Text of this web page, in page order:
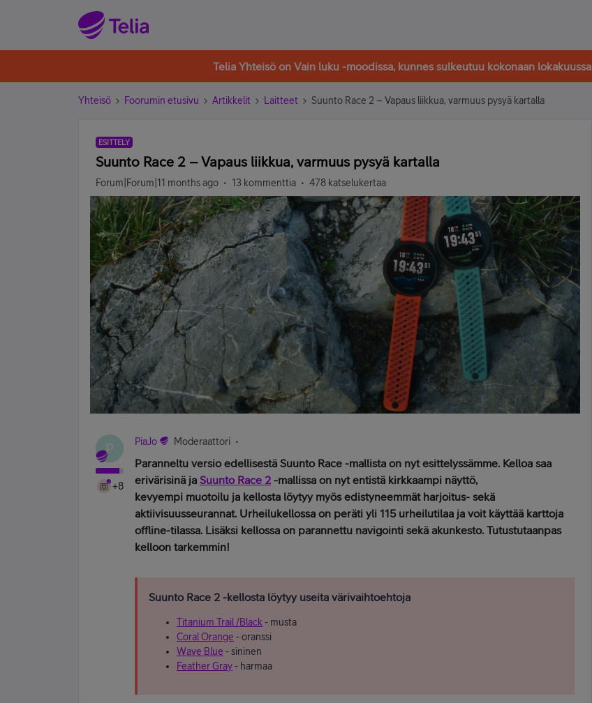
Telia Yhteisö on Vain luku -moodissa, kunnes sulkeutuu kokonaan lokakuussa
Yhteisö Foorumin etusivu Artikkelit Laitteet Suunto Race 2 – Vapaus liikkua, varmuus pysyä kartalla
ESITTELY
Suunto Race 2 – Vapaus liikkua, varmuus pysyä kartalla
Forum|Forum|11 months ago 13 kommenttia 478 katselukertaa
P
+8
PiaJo Moderaattori
Paranneltu versio edellisestä Suunto Race -mallista on nyt esittelyssämme. Kelloa saa
erivärisinä ja Suunto Race 2 -mallissa on nyt entistä kirkkaampi näyttö,
kevyempi muotoilu ja kellosta löytyy myös edistyneemmät harjoitus- sekä
aktiivisuusseurannat. Urheilukellossa on peräti yli 115 urheilutilaa ja voit käyttää karttoja
offline-tilassa. Lisäksi kellossa on parannettu navigointi sekä akunkesto. Tutustutaanpas
kelloon tarkemmin!
Suunto Race 2 -kellosta löytyy useita värivaihtoehtoja
Titanium Trail /Black - musta
Coral Orange - oranssi
Wave Blue - sininen
Feather Gray- harmaa